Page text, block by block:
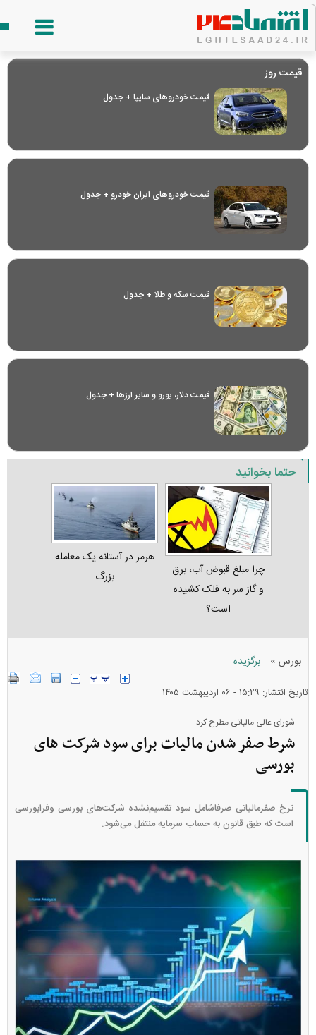
قیمت روز
قیمت خودرو‌های سایپا + جدول
قیمت خودرو‌های ایران خودرو + جدول
قیمت سکه و طلا + جدول
قیمت دلار، یورو و سایر ارز‌ها + جدول
حتما بخوانید
چرا مبلغ قبوض آب، برق
و گاز سر به فلک کشیده
است؟
هرمز در آستانه یک معامله
بزرگ
بورس » برگزیده
تاریخ انتشار: ۱۵:۲۹ - ۰۶ ارديبهشت ۱۴۰۵
شورای عالی مالیاتی مطرح کرد:
شرط صفر شدن مالیات برای سود شرکت های
بورسی
نرخ صفرمالیاتی صرفاشامل سود تقسیم‌نشده شرکت‌های بورسی وفرابورسی
است که طبق قانون به حساب سرمایه منتقل می‌شود.